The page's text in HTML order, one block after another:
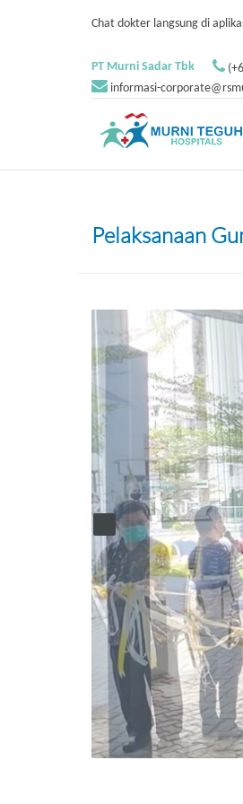
Chat dokter langsung di
PT Murni Sadar Tbk
informasi-
Pelaksanaan